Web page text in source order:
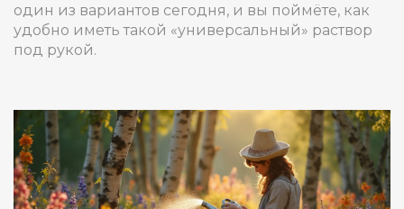
один из вариантов сегодня, и вы поймёте, как
удобно иметь такой «универсальный» раствор
под рукой.